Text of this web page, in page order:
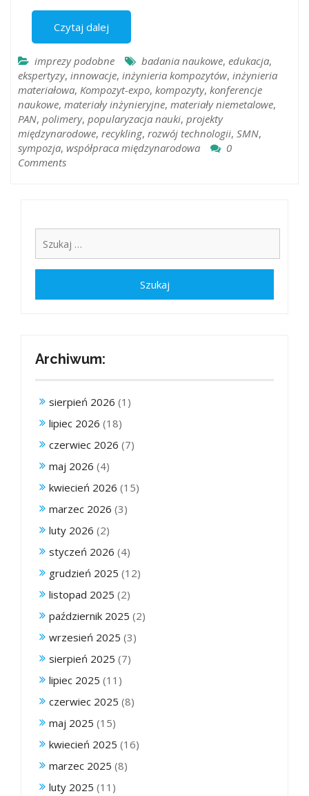
Czytaj dalej
imprezy podobne badania naukowe, edukacja,
ekspertyzy, innowacje, inżynieria kompozytów, inżynieria
materiałowa, Kompozyt-expo, kompozyty, konferencje
naukowe, materiały inżynieryjne, materiały niemetalowe,
PAN, polimery, popularyzacja nauki, projekty
międzynarodowe, recykling, rozwój technologii, SMN,
sympozja, współpraca międzynarodowa
0
Comments
Archiwum:
sierpień 2026 (1)
lipiec 2026 (18)
czerwiec 2026 (7)
maj 2026 (4)
kwiecień 2026 (15)
marzec 2026 (3)
luty 2026 (2)
styczeń 2026 (4)
grudzień 2025 (12)
listopad 2025 (2)
październik 2025 (2)
wrzesień 2025 (3)
sierpień 2025 (7)
lipiec 2025 (11)
czerwiec 2025 (8)
maj 2025 (15)
kwiecień 2025 (16)
marzec 2025 (8)
luty 2025 (11)